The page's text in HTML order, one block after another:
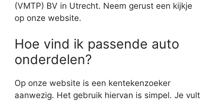
(VMTP) BV in Utrecht. Neem gerust een kijkje
op onze website.
Hoe vind ik passende auto
onderdelen?
Op onze website is een kentekenzoeker
aanwezig. Het gebruik hiervan is simpel. Je vult